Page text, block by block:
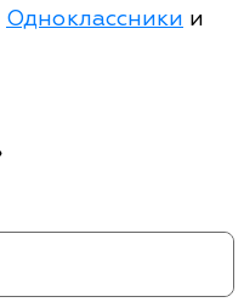
Одноклассники и